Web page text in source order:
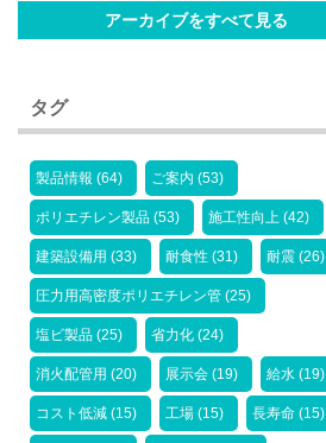
アーカイブをすべて見る
タグ
製品情報 (64) ご案内 (53)
ポリエチレン製品 (53) 施工性向上 (42)
建築設備用 (33) 耐食性 (31) 耐震 (26)
圧力用高密度ポリエチレン管 (25)
塩ビ製品 (25) 省力化 (24)
消火配管用 (20) 展示会 (19) 給水 (19)
コスト低減 (15) 工場 (15) 長寿命 (15)